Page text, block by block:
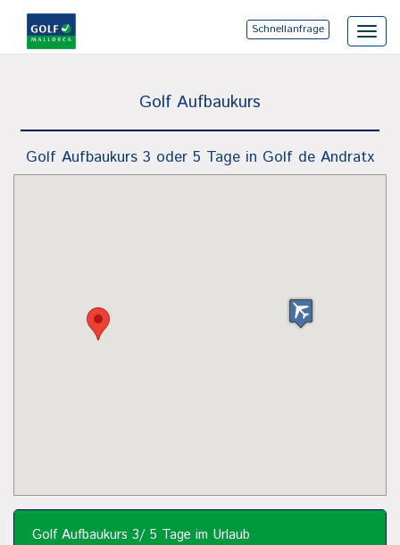
Schnellanfrage
Golf Aufbaukurs
Golf Aufbaukurs 3 oder 5 Tage in Golf de Andratx
Golf Aufbaukurs 3/ 5 Tage im Urlaub